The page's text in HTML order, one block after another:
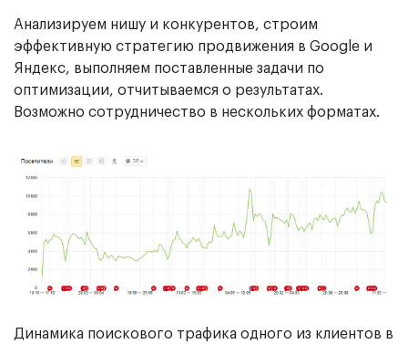
Анализируем нишу и конкурентов, строим
эффективную стратегию продвижения в Google и
Яндекс, выполняем поставленные задачи по
оптимизации, отчитываемся о результатах.
Возможно сотрудничество в нескольких форматах.
Динамика поискового трафика одного из клиентов в